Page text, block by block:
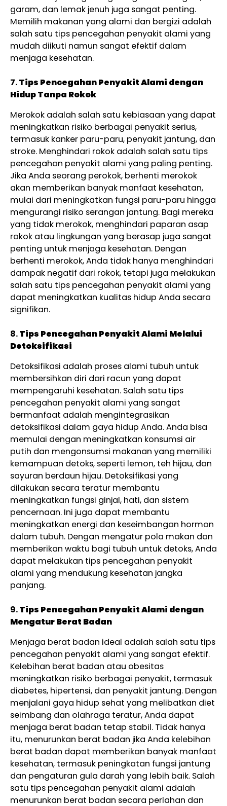
garam, dan lemak jenuh juga sangat penting.
Memilih makanan yang alami dan bergizi adalah
salah satu tips pencegahan penyakit alami yang
mudah diikuti namun sangat efektif dalam
menjaga kesehatan.
7.Tips Pencegahan Penyakit Alami dengan
Hidup Tanpa Rokok
Merokok adalah salah satu kebiasaan yang dapat
meningkatkan risiko berbagai penyakit serius,
termasuk kanker paru-paru, penyakit jantung, dan
stroke. Menghindari rokok adalah salah satu tips
pencegahan penyakit alami yang paling penting.
Jika Anda seorang perokok, berhenti merokok
akan memberikan banyak manfaat kesehatan,
mulai dari meningkatkan fungsi paru-paru hingga
mengurangi risiko serangan jantung. Bagi mereka
yang tidak merokok, menghindari paparan asap
rokok atau lingkungan yang berasap juga sangat
penting untuk menjaga kesehatan. Dengan
berhenti merokok, Anda tidak hanya menghindari
dampak negatif dari rokok, tetapi juga melakukan
salah satu tips pencegahan penyakit alami yang
dapat meningkatkan kualitas hidup Anda secara
signifikan.
8.Tips Pencegahan Penyakit Alami Melalui
Detoksifikasi
Detoksifikasi adalah proses alami tubuh untuk
membersihkan diri dari racun yang dapat
mempengaruhi kesehatan. Salah satu tips
pencegahan penyakit alami yang sangat
bermanfaat adalah mengintegrasikan
detoksifikasi dalam gaya hidup Anda. Anda bisa
memulai dengan meningkatkan konsumsi air
putih dan mengonsumsi makanan yang memiliki
kemampuan detoks, seperti lemon, teh hijau, dan
sayuran berdaun hijau. Detoksifikasi yang
dilakukan secara teratur membantu
meningkatkan fungsi ginjal, hati, dan sistem
pencernaan. Ini juga dapat membantu
meningkatkan energi dan keseimbangan hormon
dalam tubuh. Dengan mengatur pola makan dan
memberikan waktu bagi tubuh untuk detoks, Anda
dapat melakukan tips pencegahan penyakit
alami yang mendukung kesehatan jangka
panjang.
9.Tips Pencegahan Penyakit Alami dengan
Mengatur Berat Badan
Menjaga berat badan ideal adalah salah satu tips
pencegahan penyakit alami yang sangat efektif.
Kelebihan berat badan atau obesitas
meningkatkan risiko berbagai penyakit, termasuk
diabetes, hipertensi, dan penyakit jantung. Dengan
menjalani gaya hidup sehat yang melibatkan diet
seimbang dan olahraga teratur, Anda dapat
menjaga berat badan tetap stabil. Tidak hanya
itu, menurunkan berat badan jika Anda kelebihan
berat badan dapat memberikan banyak manfaat
kesehatan, termasuk peningkatan fungsi jantung
dan pengaturan gula darah yang lebih baik. Salah
satu tips pencegahan penyakit alami adalah
menurunkan berat badan secara perlahan dan